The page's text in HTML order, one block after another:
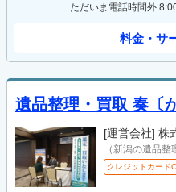
ただいま電話時間外
料金・サ
遺品整理・買取 奏〔
[運営会社] 株
（新潟の遺品整
クレジットカード